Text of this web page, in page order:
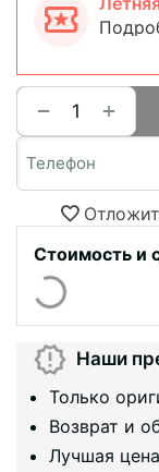
+
−
Стоимость и
Наши
Только
Возврат и
Лучшая цена